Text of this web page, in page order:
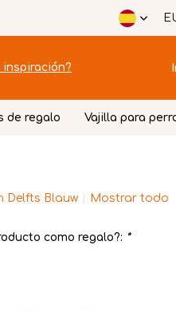
inspiración?
de regalo Vajilla para
Delfts Blauw Mostrar todo
como regalo?: *